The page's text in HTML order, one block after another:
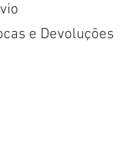
e Devoluções